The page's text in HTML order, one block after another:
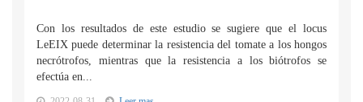
Con los resultados de este estudio se sugiere que el locus
LeEIX puede determinar la resistencia del tomate a los hongos
necrótrofos, mientras que la resistencia a los biótrofos se
efectúa en...